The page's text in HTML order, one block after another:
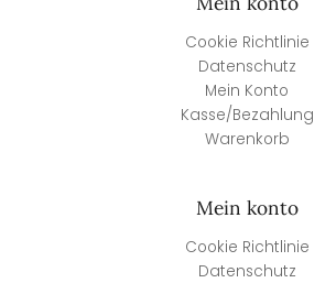
Cookie Richtlinie
Datenschutz
Mein Konto
Kasse/Bezahlung
Warenkorb
Mein konto
Cookie Richtlinie
Datenschutz